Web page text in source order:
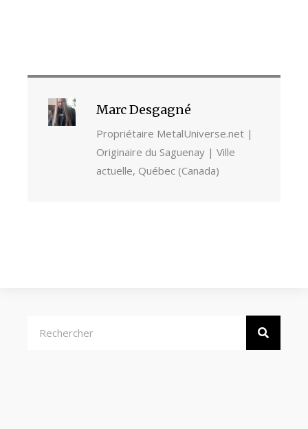
Marc Desgagné
Propriétaire MetalUniverse.net |
Originaire du Saguenay | Ville
actuelle, Québec (Canada)